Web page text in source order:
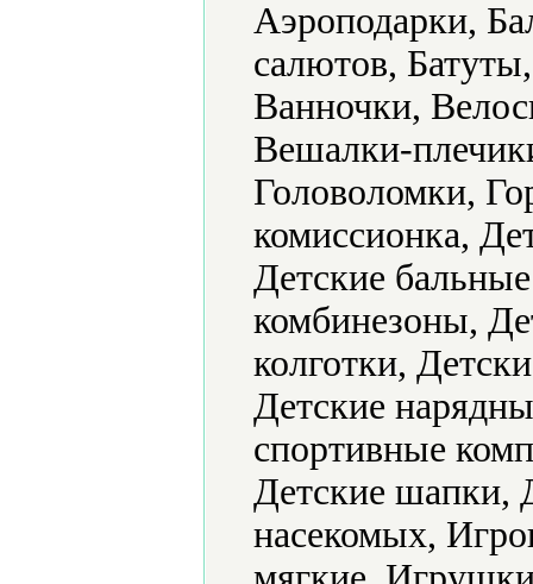
Аэроподарки,
салютов,
Ванночки,
Вешалки-
Головоломки,
комиссионка,
Детские
комбинезоны,
колготки,
Детские
спортивные
Детские шапки,
насекомых,